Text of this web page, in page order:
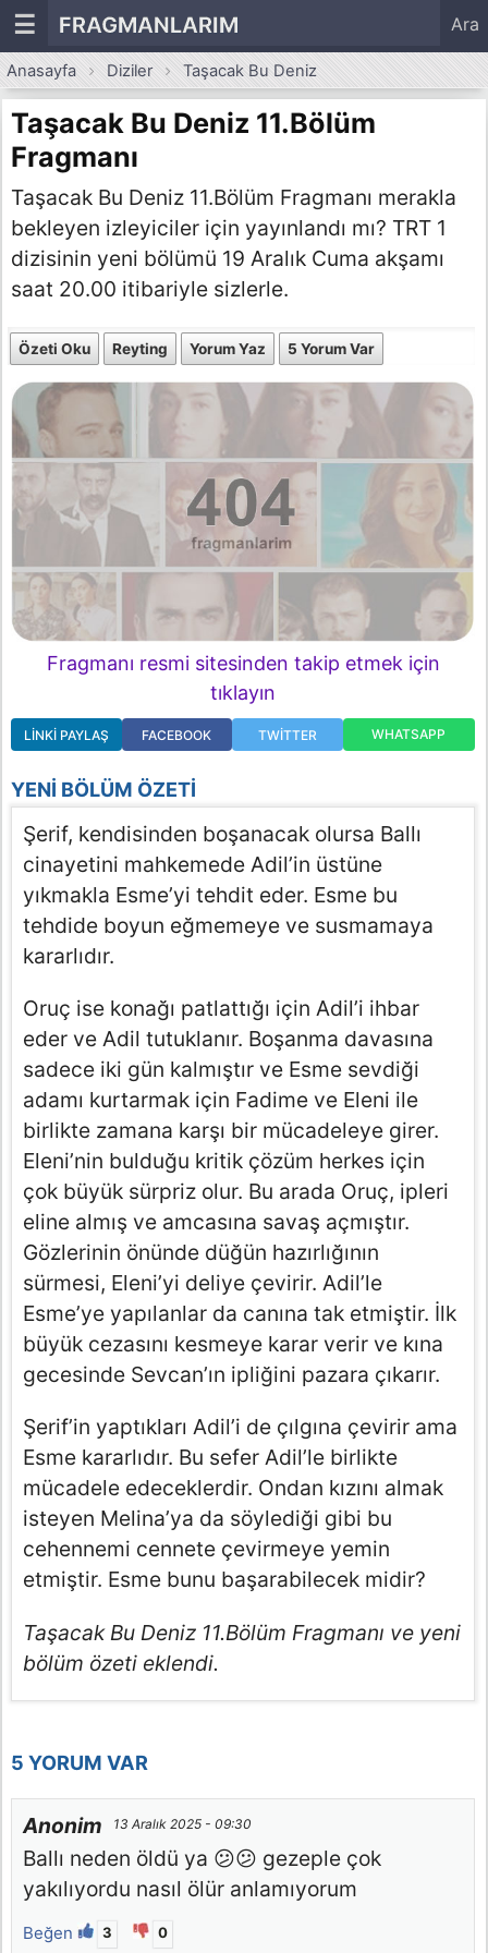
☰ FRAGMANLARIM Ara
Anasayfa Diziler Taşacak Bu Deniz
Taşacak Bu Deniz 11.Bölüm
Fragmanı
Taşacak Bu Deniz 11.Bölüm Fragmanı merakla
bekleyen izleyiciler için yayınlandı mı? TRT 1
dizisinin yeni bölümü 19 Aralık Cuma akşamı
saat 20.00 itibariyle sizlerle.
Özeti Oku Reyting Yorum Yaz 5 Yorum Var
Fragmanı resmi sitesinden takip etmek için
tıklayın
LINKI PAYLAŞ FACEBOOK TWITTER WHATSAPP
YENI BÖLÜM ÖZETI
Şerif, kendisinden boşanacak olursa Ballı
cinayetini mahkemede Adil’in üstüne
yıkmakla Esme’yi tehdit eder. Esme bu
tehdide boyun eğmemeye ve susmamaya
kararlıdır.
Oruç ise konağı patlattığı için Adil’i ihbar
eder ve Adil tutuklanır. Boşanma davasına
sadece iki gün kalmıştır ve Esme sevdiği
adamı kurtarmak için Fadime ve Eleni ile
birlikte zamana karşı bir mücadeleye girer.
Eleni’nin bulduğu kritik çözüm herkes için
çok büyük sürpriz olur. Bu arada Oruç, ipleri
eline almış ve amcasına savaş açmıştır.
Gözlerinin önünde düğün hazırlığının
sürmesi, Eleni’yi deliye çevirir. Adil’le
Esme’ye yapılanlar da canına tak etmiştir. İlk
büyük cezasını kesmeye karar verir ve kına
gecesinde Sevcan’ın ipliğini pazara çıkarır.
Şerif’in yaptıkları Adil’i de çılgına çevirir ama
Esme kararlıdır. Bu sefer Adil’le birlikte
mücadele edeceklerdir. Ondan kızını almak
isteyen Melina’ya da söylediği gibi bu
cehennemi cennete çevirmeye yemin
etmiştir. Esme bunu başarabilecek midir?
Taşacak Bu Deniz 11.Bölüm Fragmanı ve yeni
bölüm özeti eklendi.
5 YORUM VAR
Anonim 13 Aralık 2025 - 09:30
Ballı neden öldü ya 😕😕 gezeple çok
yakılıyordu nasıl ölür anlamıyorum
Beğen 3 0